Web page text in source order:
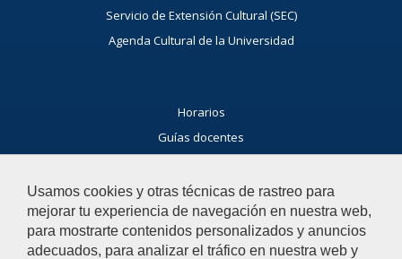
Usamos cookies y otras técnicas de rastreo para
mejorar tu experiencia de navegación en nuestra web,
para mostrarte contenidos personalizados y anuncios
adecuados, para analizar el tráfico en nuestra web y
Servicio de Extensión Cultural (SEC)
Agenda Cultural de la Universidad
Horarios
Guías docentes
Buscador general
Noticias Facultad
Agenda